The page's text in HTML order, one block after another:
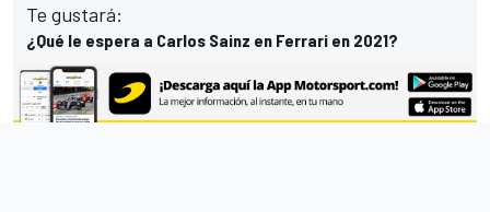
Te gustará:
¿Qué le espera a Carlos Sainz en Ferrari en 2021?